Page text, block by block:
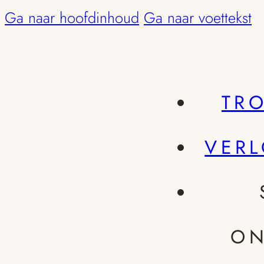
Ga naar hoofdinhoud Ga naar voettekst